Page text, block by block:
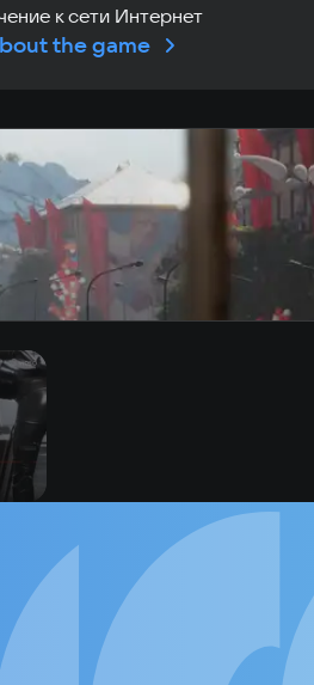
к сети Интернет
the game